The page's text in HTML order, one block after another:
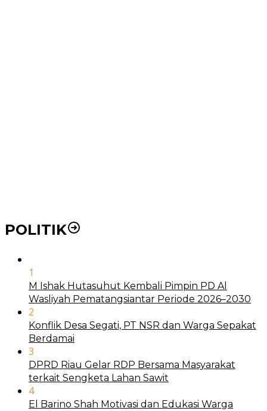
POLITIK
1
M Ishak Hutasuhut Kembali Pimpin PD Al
Wasliyah Pematangsiantar Periode 2026–2030
2
Konflik Desa Segati, PT NSR dan Warga Sepakat
Berdamai
3
DPRD Riau Gelar RDP Bersama Masyarakat
terkait Sengketa Lahan Sawit
4
El Barino Shah Motivasi dan Edukasi Warga